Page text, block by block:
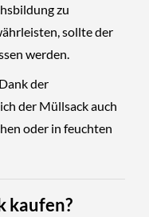
zu
sollte der
werden.
der
der Müllsack auch
oder in feuchten
kaufen?